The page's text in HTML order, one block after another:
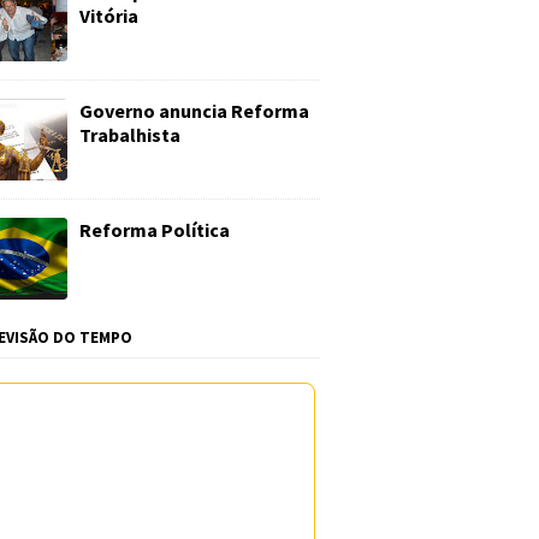
Vitória
Governo anuncia Reforma
Trabalhista
Reforma Política
DO TEMPO